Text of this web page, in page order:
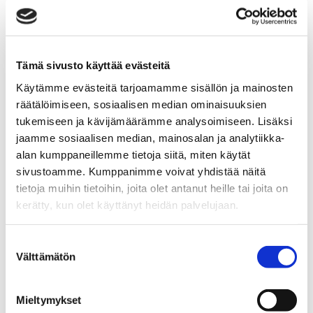
Tämä sivusto käyttää evästeitä
Käytämme evästeitä tarjoamamme sisällön ja mainosten
räätälöimiseen, sosiaalisen median ominaisuuksien
tukemiseen ja kävijämäärämme analysoimiseen. Lisäksi
jaamme sosiaalisen median, mainosalan ja analytiikka-
alan kumppaneillemme tietoja siitä, miten käytät
sivustoamme. Kumppanimme voivat yhdistää näitä
tietoja muihin tietoihin, joita olet antanut heille tai joita on
kerätty, kun olet käyttänyt heidän palvelujaan.
valinta
Välttämätön
Mieltymykset
Ihmisistä tykkäävä pärjää kiinteistönvälittäjänä
vapautta sekä mahdollisuuden hyviin ansioihin.
13.4.2022 UUTISET